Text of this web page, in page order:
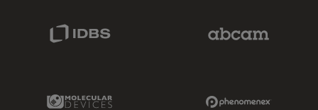
Molecular Devices Link